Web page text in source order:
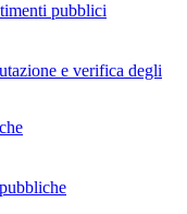
pubblici
e verifica degli